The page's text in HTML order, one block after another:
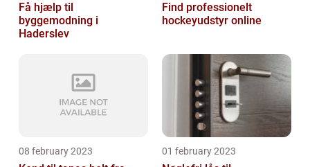
Få hjælp til
byggemodning i
Haderslev
Find professionelt
hockeyudstyr online
08 february 2023 01 february 2023